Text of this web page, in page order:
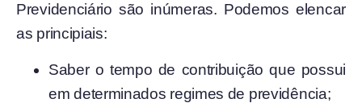
Previdenciário são inúmeras. Podemos elencar
as principiais:
Saber o tempo de contribuição que possui
em determinados regimes de previdência;